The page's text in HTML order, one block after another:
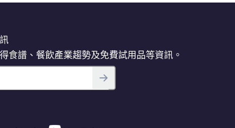
食譜、餐飲產業趨勢及免費試用品等資訊。